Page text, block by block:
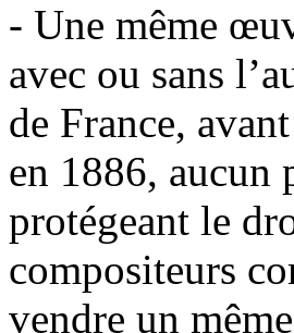
- Une même
avec ou sans
de France,
en 1886, aucun
protégeant le
compositeurs
vendre un